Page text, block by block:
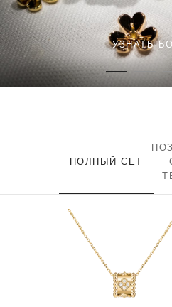
УЗНАТЬ
ПОЛНЫЙ СЕТ